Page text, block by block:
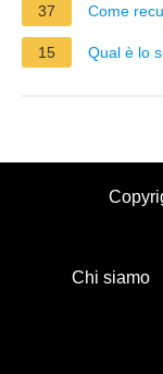
37 Come
15 Qual è lo
Chi siamo